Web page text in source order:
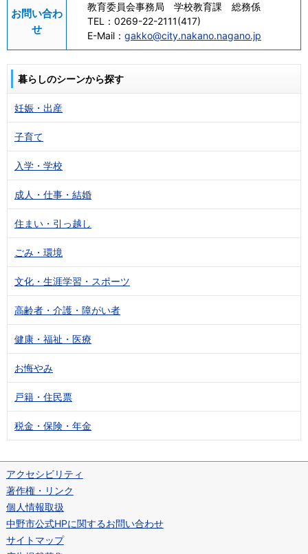
お問い合わ
せ
教育委員会事務局 学校教育課 総務係
TEL： 0269-22-2111(417)
E-Mail： gakko@city.nakano.nagano.jp
暮らしのシーンから探す
妊娠・出産
子育て
入学・学校
成人・仕事・結婚
住まい・引っ越し
ごみ・環境
文化・生涯学習・スポーツ
高齢者・介護・障がい者
健康・福祉・医療
お悔やみ
戸籍・住民票
税金・保険・年金
アクセシビリティ
著作権・リンク
個人情報取扱
中野市公式HPに関するお問い合わせ
サイトマップ